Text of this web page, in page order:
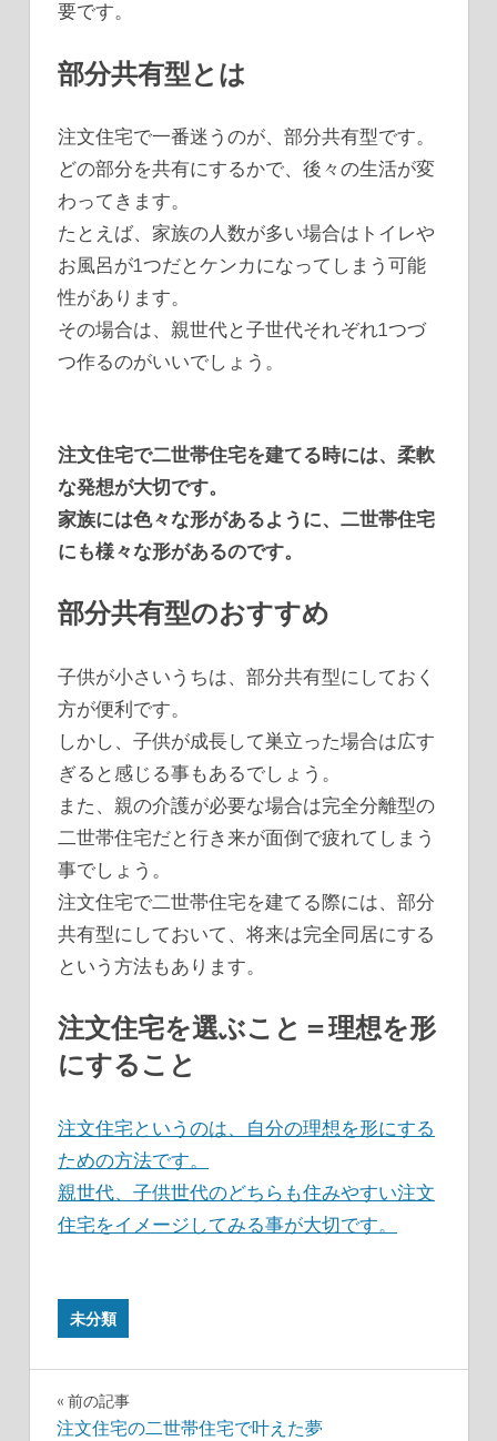
要です。
部分共有型とは
注文住宅で一番迷うのが、部分共有型です。
どの部分を共有にするかで、後々の生活が変
わってきます。
たとえば、家族の人数が多い場合はトイレや
お風呂が1つだとケンカになってしまう可能
性があります。
その場合は、親世代と子世代それぞれ1つづ
つ作るのがいいでしょう。
注文住宅で二世帯住宅を建てる時には、柔軟
な発想が大切です。
家族には色々な形があるように、二世帯住宅
にも様々な形があるのです。
部分共有型のおすすめ
子供が小さいうちは、部分共有型にしておく
方が便利です。
しかし、子供が成長して巣立った場合は広す
ぎると感じる事もあるでしょう。
また、親の介護が必要な場合は完全分離型の
二世帯住宅だと行き来が面倒で疲れてしまう
事でしょう。
注文住宅で二世帯住宅を建てる際には、部分
共有型にしておいて、将来は完全同居にする
という方法もあります。
注文住宅を選ぶこと＝理想を形
にすること
注文住宅というのは、自分の理想を形にする
ための方法です。
親世代、子供世代のどちらも住みやすい注文
住宅をイメージしてみる事が大切です。
未分類
投
前の記事
注文住宅の二世帯住宅で叶えた夢